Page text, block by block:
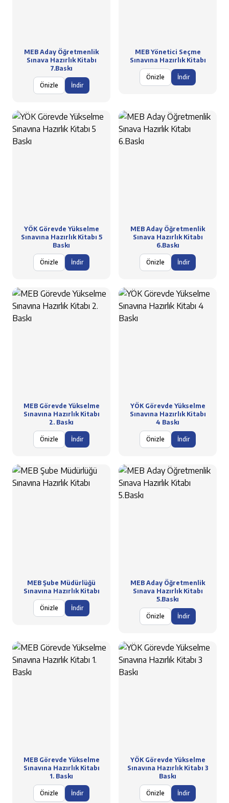
MEB Aday Öğretmenlik
Sınava Hazırlık Kitabı
7.Baskı
Önizle İndir
MEB Yönetici Seçme
Sınavına Hazırlık Kitabı
Önizle İndir
YÖK Görevde Yükselme
Sınavına Hazırlık Kitabı 5
Baskı
Önizle İndir
MEB Aday Öğretmenlik
Sınava Hazırlık Kitabı
6.Baskı
Önizle İndir
MEB Görevde Yükselme
Sınavına Hazırlık Kitabı
2. Baskı
Önizle İndir
YÖK Görevde Yükselme
Sınavına Hazırlık Kitabı
4 Baskı
Önizle İndir
MEB Şube Müdürlüğü
Sınavına Hazırlık Kitabı
Önizle İndir
MEB Aday Öğretmenlik
Sınava Hazırlık Kitabı
5.Baskı
Önizle İndir
MEB Görevde Yükselme
Sınavına Hazırlık Kitabı
1. Baskı
Önizle İndir
YÖK Görevde Yükselme
Sınavına Hazırlık Kitabı 3
Baskı
Önizle İndir